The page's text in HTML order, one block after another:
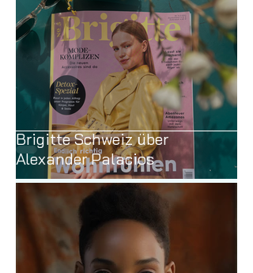
Brigitte Schweiz über
Alexander Palacios